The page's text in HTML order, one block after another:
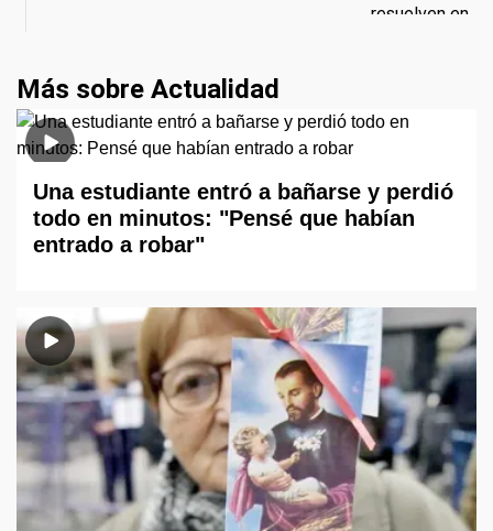
Más sobre Actualidad
Una estudiante entró a bañarse y perdió
todo en minutos: "Pensé que habían
entrado a robar"